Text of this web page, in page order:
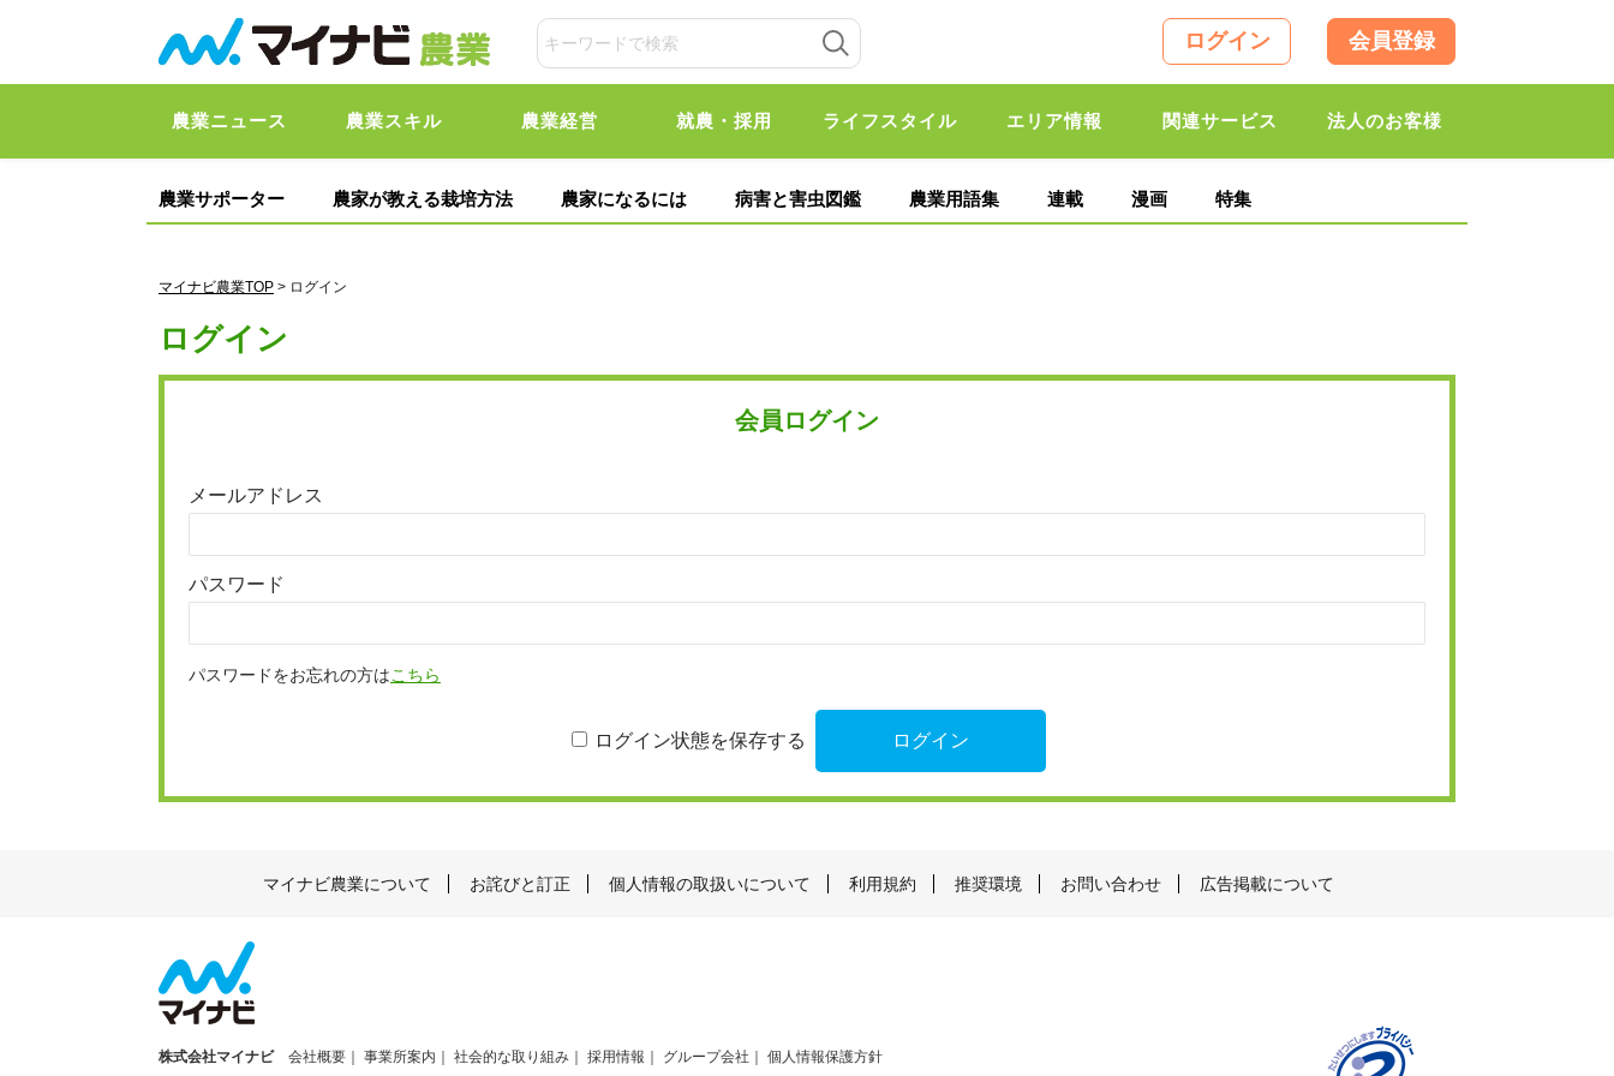
ログイン 会員登録
農業ニュース 農業スキル 農業経営 就農・採用 ライフスタイル エリア情報 関連サービス 法人のお客様
農業サポーター 農家が教える栽培方法 農家になるには 病害と害虫図鑑 農業用語集 連載 漫画 特集
マイナビ農業TOP > ログイン
ログイン
会員ログイン
メールアドレス
パスワード
パスワードをお忘れの方はこちら
ログイン状態を保存する
マイナビ農業について お詫びと訂正 個人情報の取扱いについて 利用規約 推奨環境 お問い合わせ 広告掲載について
株式会社マイナビ 会社概要 事業所案内 社会的な取り組み 採用情報 グループ会社 個人情報保護方針